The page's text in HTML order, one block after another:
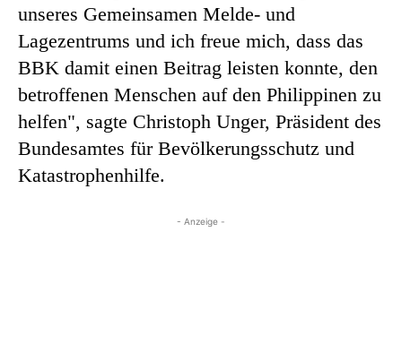
unseres Gemeinsamen Melde- und
Lagezentrums und ich freue mich, dass das
BBK damit einen Beitrag leisten konnte, den
betroffenen Menschen auf den Philippinen zu
helfen", sagte Christoph Unger, Präsident des
Bundesamtes für Bevölkerungsschutz und
Katastrophenhilfe.
- Anzeige -